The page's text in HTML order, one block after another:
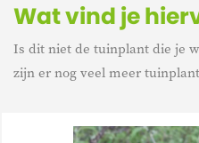
Levensduur
Wat vind je
Is dit niet de tuinplant die je
zijn er nog veel meer